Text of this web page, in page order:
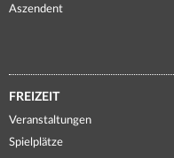
Aszendent
FREIZEIT
Veranstaltungen
Spielplätze